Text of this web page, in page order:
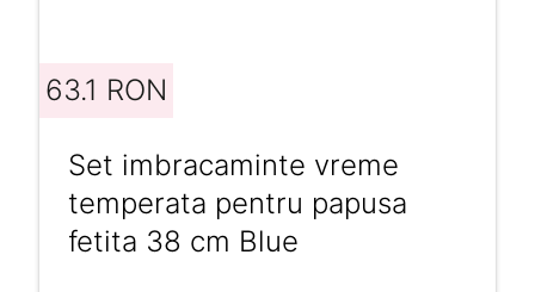
63.1 RON
Set imbracaminte vreme
temperata pentru papusa
fetita 38 cm Blue